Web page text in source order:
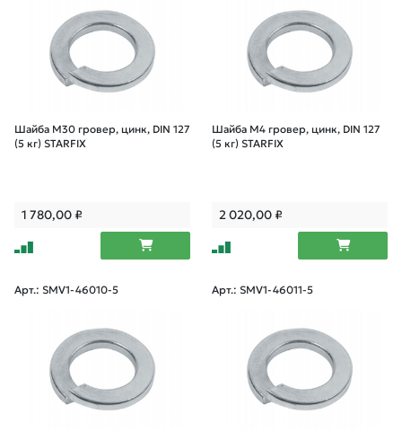
Шайба М30 гровер, цинк, DIN 127
(5 кг) STARFIX
1 780,00₽
Шайба М4 гровер, цинк, DIN 127
(5 кг) STARFIX
2 020,00₽
Арт.: SMV1-46010-5 Арт.: SMV1-46011-5